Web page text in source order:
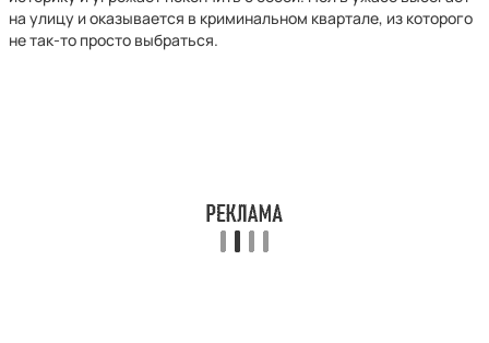
на улицу и оказывается в криминальном квартале, из которого
не так-то просто выбраться.